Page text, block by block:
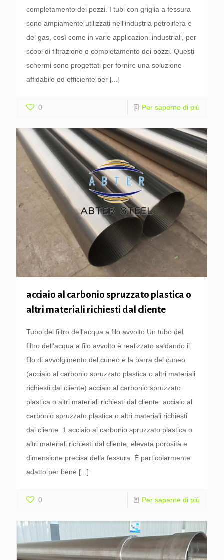
completamento dei pozzi. I tubi con griglia a fessura
sono ampiamente utilizzati nell'industria petrolifera e
del gas, così come in varie applicazioni industriali, per
scopi di filtrazione e completamento dei pozzi. Questi
schermi sono progettati per fornire una soluzione
affidabile ed efficiente per [...]
0 Per saperne di più
acciaio al carbonio spruzzato plastica o
altri materiali richiesti dal cliente
Tubo del filtro dell'acqua a filo avvolto Un tubo del
filtro dell'acqua a filo avvolto è realizzato saldando il
filo di avvolgimento del cuneo e la barra del cuneo
(acciaio al carbonio spruzzato plastica o altri materiali
richiesti dal cliente) acciaio al carbonio spruzzato
plastica o altri materiali richiesti dal cliente. acciaio al
carbonio spruzzato plastica o altri materiali richiesti
dal cliente: 1.acciaio al carbonio spruzzato plastica o
altri materiali richiesti dal cliente, elevata porosità e
dimensione precisa della fessura. È particolarmente
adatto per bene [...]
0 Per saperne di più